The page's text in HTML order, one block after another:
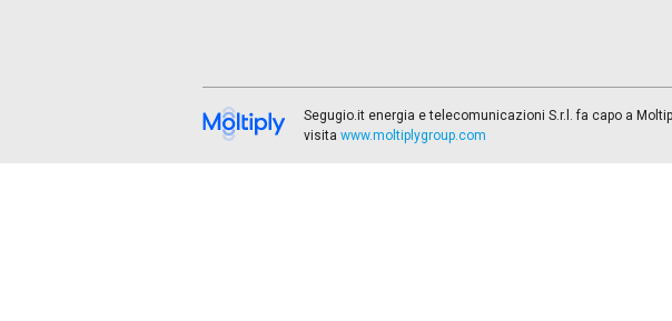
Segugio.it energia e telecomunicazioni S.r.l. fa capo a
visita www.moltiplygroup.com